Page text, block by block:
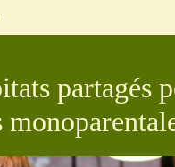
partagés